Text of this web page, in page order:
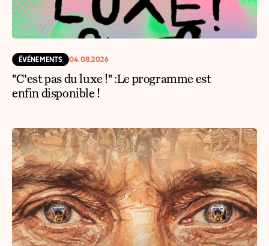
ÉVÉNEMENTS 04.08.2026
"C'est pas du luxe !" :Le programme est
enfin disponible !